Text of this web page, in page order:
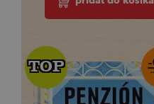
TOP
TOP